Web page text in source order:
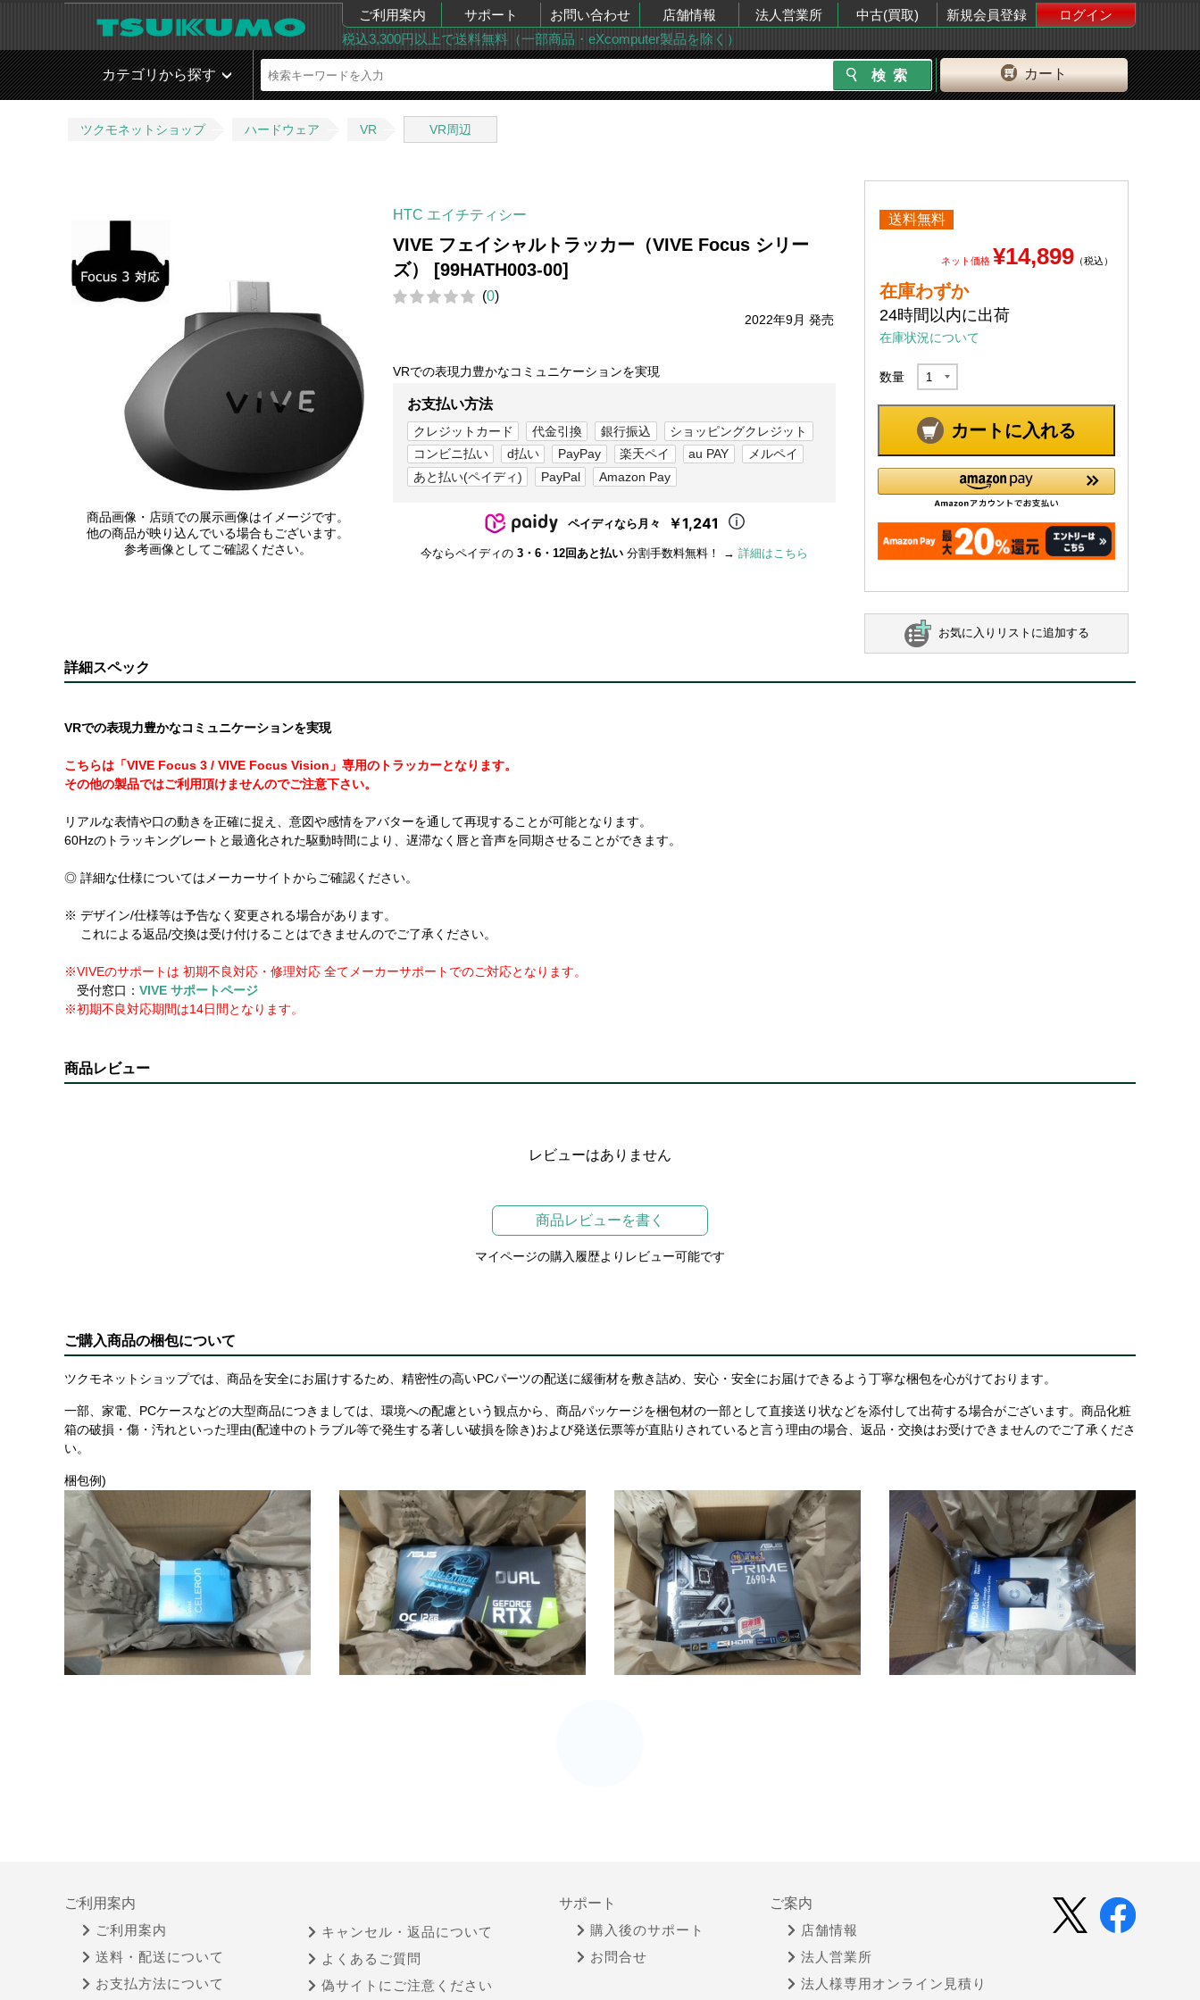
ご利用案内 サポート お問い合わせ 店舗情報 法人営業所 中古(買取) 新規会員登録
ログイン
税込3,300円以上で送料無料（一部商品・eXcomputer製品を除く）
カート
カテゴリから探す
ツクモネットショップ ハードウェア VR VR周辺
商品画像・店頭での展示画像はイメージです。
他の商品が映り込んでいる場合もございます。
参考画像としてご確認ください。
HTC エイチティシー
VIVE フェイシャルトラッカー（VIVE Focus シリー
ズ） [99HATH003-00]
(0)
2022年9月 発売
VRでの表現力豊かなコミュニケーションを実現
お支払い方法
クレジットカード 代金引換 銀行振込
ショッピングクレジット
コンビニ払い
d払い PayPay 楽天ペイ au PAY
メルペイ
あと払い(ペイディ)
PayPal Amazon Pay
ペイディなら月々 ￥1,241
今ならペイディの 3・6・12回あと払い 分割手数料無料！ → 詳細はこちら
送料無料
ネット価格 ¥14,899 （税込）
在庫わずか
24時間以内に出荷
在庫状況について
数量
カートに入れる
お気に入りリストに追加する
詳細スペック
VRでの表現力豊かなコミュニケーションを実現
こちらは「VIVE Focus 3 / VIVE Focus Vision」専用のトラッカーとなります。
その他の製品ではご利用頂けませんのでご注意下さい。
リアルな表情や口の動きを正確に捉え、意図や感情をアバターを通して再現することが可能となります。
60Hzのトラッキングレートと最適化された駆動時間により、遅滞なく唇と音声を同期させることができます。
◎ 詳細な仕様についてはメーカーサイトからご確認ください。
※ デザイン/仕様等は予告なく変更される場合があります。
これによる返品/交換は受け付けることはできませんのでご了承ください。
※VIVEのサポートは 初期不良対応・修理対応 全てメーカーサポートでのご対応となります。
受付窓口： VIVE サポートページ
※初期不良対応期間は14日間となります。
商品レビュー
レビューはありません
商品レビューを書く
マイページの購入履歴よりレビュー可能です
ご購入商品の梱包について
ツクモネットショップでは、商品を安全にお届けするため、精密性の高いPCパーツの配送に緩衝材を敷き詰め、安心・安全にお届けできるよう丁寧な梱包を心がけております。
一部、家電、PCケースなどの大型商品につきましては、環境への配慮という観点から、商品パッケージを梱包材の一部として直接送り状などを添付して出荷する場合がございます。商品化粧
箱の破損・傷・汚れといった理由(配達中のトラブル等で発生する著しい破損を除き)および発送伝票等が直貼りされていると言う理由の場合、返品・交換はお受けできませんのでご了承くださ
い。
梱包例)
ご利用案内
ご利用案内
送料・配送について
お支払方法について
キャンセル・返品について
よくあるご質問
偽サイトにご注意ください
サポート
購入後のサポート
お問合せ
ご案内
店舗情報
法人営業所
法人様専用オンライン見積り